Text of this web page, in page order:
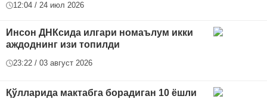
12:04 / 24 июл 2026
Инсон ДНКсида илгари номаълум икки
аждоднинг изи топилди
23:22 / 03 август 2026
Қўлларида мактабга борадиган 10 ёшли